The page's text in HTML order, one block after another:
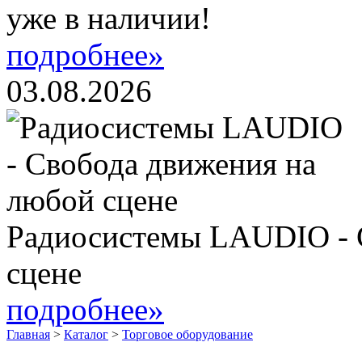
уже в наличии!
подробнее»
03.08.2026
Радиосистемы LAUDIO -
сцене
подробнее»
Главная > Каталог > Торговое оборудование